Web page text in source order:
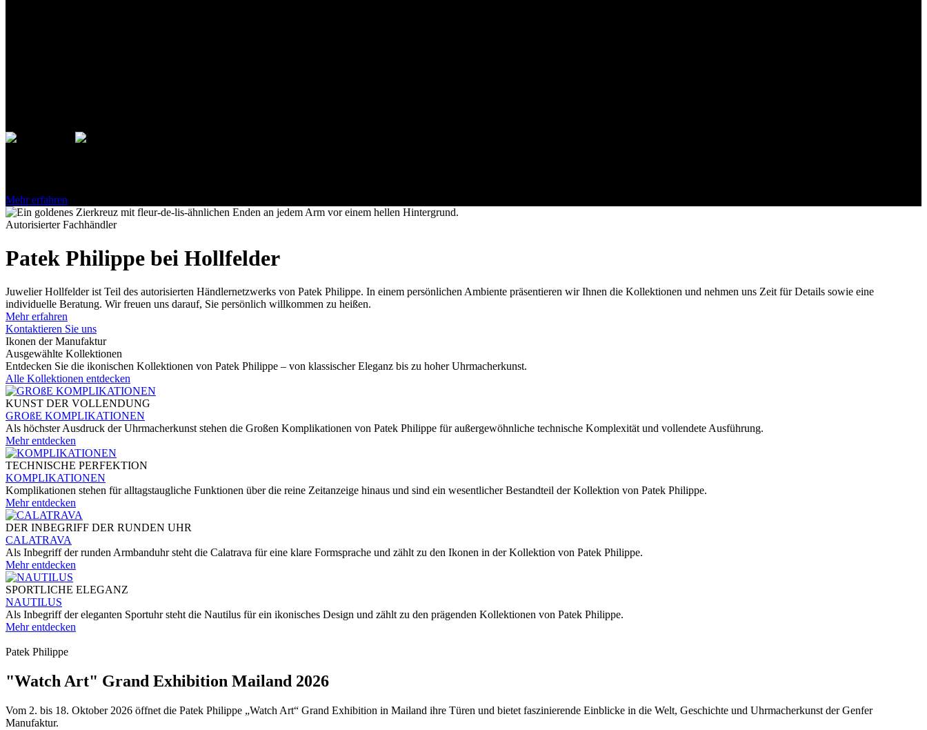
Mehr erfahren
Autorisierter Fachhändler
Patek Philippe bei Hollfelder
JuwelierHollfelderist Teil des autorisierten Händlernetzwerks von Patek Philippe. In einem persönlichen Ambiente präsentieren wir Ihnen die Kollektionen und nehmen uns Zeit für Details sowie eine
individuelle Beratung. Wir freuen uns darauf, Sie persönlich willkommen zu heißen.
Mehr erfahren
Kontaktieren Sie uns
Ikonen der Manufaktur
Ausgewählte Kollektionen
Entdecken Sie die ikonischen Kollektionen von Patek Philippe – von klassischer Eleganz bis zu hoher Uhrmacherkunst.
Alle Kollektionen entdecken
KUNST DER VOLLENDUNG
GROßE KOMPLIKATIONEN
Als höchster Ausdruck der Uhrmacherkunst stehen die Großen Komplikationen von Patek Philippe für außergewöhnliche technische Komplexität und vollendete Ausführung.
Mehr entdecken
TECHNISCHE PERFEKTION
KOMPLIKATIONEN
Komplikationen stehen für alltagstaugliche Funktionen über die reine Zeitanzeige hinaus und sind ein wesentlicher Bestandteil der Kollektion von Patek Philippe.
Mehr entdecken
DER INBEGRIFF DER RUNDEN UHR
CALATRAVA
Als Inbegriff der runden Armbanduhr steht die Calatrava für eine klare Formsprache und zählt zu den Ikonen in der Kollektion von Patek Philippe.
Mehr entdecken
SPORTLICHE ELEGANZ
NAUTILUS
Als Inbegriff der eleganten Sportuhr steht die Nautilus für ein ikonisches Design und zählt zu den prägenden Kollektionen von Patek Philippe.
Mehr entdecken
Patek Philippe
"Watch Art" Grand Exhibition Mailand 2026
Vom 2. bis 18. Oktober 2026 öffnet die Patek Philippe „Watch Art“ Grand Exhibition in Mailand ihre Türen und bietet faszinierende Einblicke in die Welt, Geschichte und Uhrmacherkunst der Genfer
Manufaktur.